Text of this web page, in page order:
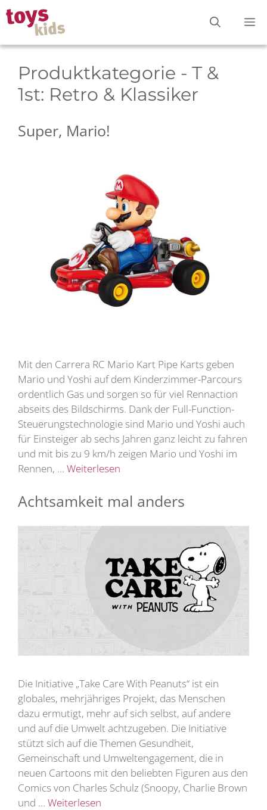
Zum
Inhalt
springen
Produktkategorie - T &
1st: Retro & Klassiker
Super, Mario!
Mit den Carrera RC Mario Kart Pipe Karts geben
Mario und Yoshi auf dem Kinderzimmer-Parcours
ordentlich Gas und sorgen so für viel Rennaction
abseits des Bildschirms. Dank der Full-Function-
Steuerungstechnologie sind Mario und Yoshi auch
für Einsteiger ab sechs Jahren ganz leicht zu fahren
und mit bis zu 9 km/h zeigen Mario und Yoshi im
Rennen, … Weiterlesen
Achtsamkeit mal anders
Die Initiative „Take Care With Peanuts“ ist ein
globales, mehrjähriges Projekt, das Menschen
dazu ermutigt, mehr auf sich selbst, auf andere
und auf die Umwelt achtzugeben. Die Initiative
stützt sich auf die Themen Gesundheit,
Gemeinschaft und Umweltengagement, die in
neuen Cartoons mit den beliebten Figuren aus den
Comics von Charles Schulz (Snoopy, Charlie Brown
und … Weiterlesen